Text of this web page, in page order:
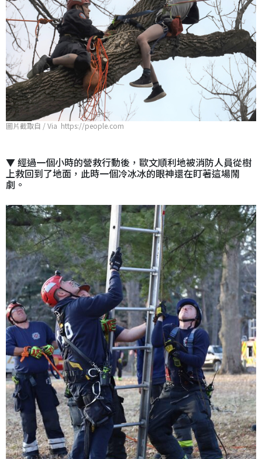
圖片截取自 / Via https://people.com
▼ 經過一個小時的營救行動後，歐文順利地被消防人員從樹
上救回到了地面，此時一個冷冰冰的眼神還在盯著這場鬧
劇。